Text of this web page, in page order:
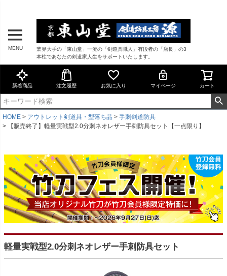
MENU
業界大手の「東山堂」一流の「剣道具職人」有段者の「店長」の3
本柱であなたの剣道家人生をサポートいたします。
新着商品 注文履歴 お気に入り マイページ カート
HOME アウトレット剣道具・型落ち品
手刺剣道防具
【販売終了】軽量実戦型2.0分刺ネオレザー手刺防具セット【一点限り】
軽量実戦型2.0分刺ネオレザー手刺防具セット